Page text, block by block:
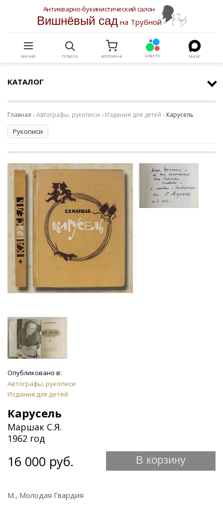
Антикварно-букинистический салон
Вишнёвый садна Трубной
МЕНЮ ПОИСК КОРЗИНА АВИТО МАКС
КАТАЛОГ
Главная Автографы, рукописи Издания для детей Карусель
Рукописи
Опубликовано в:
Автографы, рукописи
Издания для детей
Карусель
Маршак С.Я.
1962 год
16 000 руб. В корзину
М., Молодая Гвардия